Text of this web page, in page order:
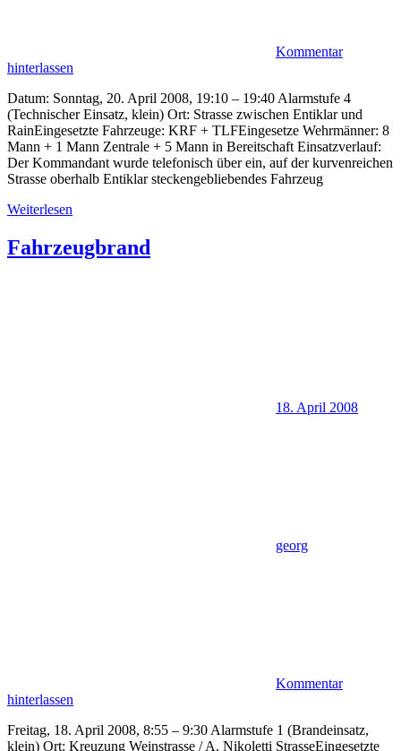
Kommentar
hinterlassen
Datum: Sonntag, 20. April 2008, 19:10 – 19:40 Alarmstufe 4
(Technischer Einsatz, klein) Ort: Strasse zwischen Entiklar und
RainEingesetzte Fahrzeuge: KRF + TLFEingesetze Wehrmänner: 8
Mann + 1 Mann Zentrale + 5 Mann in Bereitschaft Einsatzverlauf:
Der Kommandant wurde telefonisch über ein, auf der kurvenreichen
Strasse oberhalb Entiklar steckengebliebendes Fahrzeug
Weiterlesen
Fahrzeugbrand
18. April 2008
georg
Kommentar
hinterlassen
Freitag, 18. April 2008, 8:55 – 9:30 Alarmstufe 1 (Brandeinsatz,
klein) Ort: Kreuzung Weinstrasse / A. Nikoletti StrasseEingesetzte